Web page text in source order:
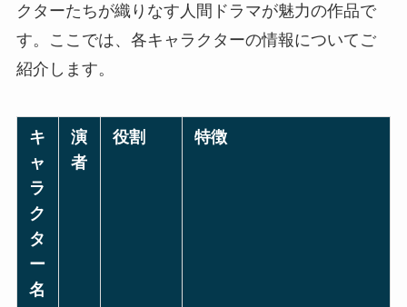
クターたちが織りなす人間ドラマが魅力の作品で
す。ここでは、各キャラクターの情報についてご
紹介します。
キ
ャ
ラ
ク
タ
ー
名
演
者
役割 特徴